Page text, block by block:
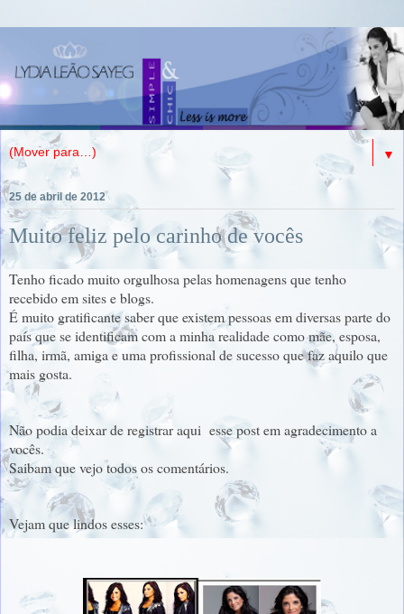
▼
25 de abril de 2012
Muito feliz pelo carinho de vocês
Tenho ficado muito orgulhosa pelas homenagens que tenho
recebido em sites e blogs.
É muito gratificante saber que existem pessoas em diversas parte do
país que se identificam com a minha realidade como mãe, esposa,
filha, irmã, amiga e uma profissional de sucesso que faz aquilo que
mais gosta.
Não podia deixar de registrar aqui esse post em agradecimento a
vocês.
Saibam que vejo todos os comentários.
Vejam que lindos esses: